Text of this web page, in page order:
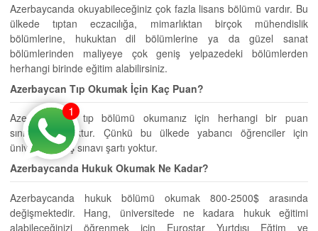
Azerbaycanda okuyabileceğiniz çok fazla lisans bölümü vardır. Bu
ülkede tıptan eczacılığa, mimarlıktan birçok mühendislik
bölümlerine, hukuktan dil bölümlerine ya da güzel sanat
bölümlerinden maliyeye çok geniş yelpazedeki bölümlerden
herhangi birinde eğitim alabilirsiniz.
Azerbaycan Tıp Okumak İçin Kaç Puan?
Azerbaycanda tıp bölümü okumanız için herhangi bir puan
sınırlaması yoktur. Çünkü bu ülkede yabancı öğrenciler için
üniversite giriş sınavı şartı yoktur.
Azerbaycanda Hukuk Okumak Ne Kadar?
Azerbaycanda hukuk bölümü okumak 800-2500$ arasında
değişmektedir. Hang, üniversitede ne kadara hukuk eğitimi
alabileceğinizi öğrenmek için Eurostar Yurtdışı Eğtim ve
1